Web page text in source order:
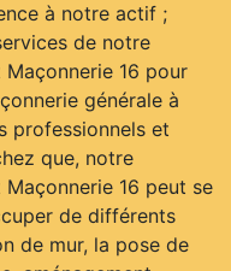
à notre actif ;
de notre
16 pour
générale à
professionnels et
que, notre
16 peut se
de différents
de mur, la pose de